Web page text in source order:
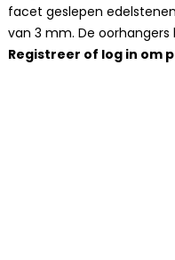
facet geslepen
van 3 mm. De
Registreer of log in om